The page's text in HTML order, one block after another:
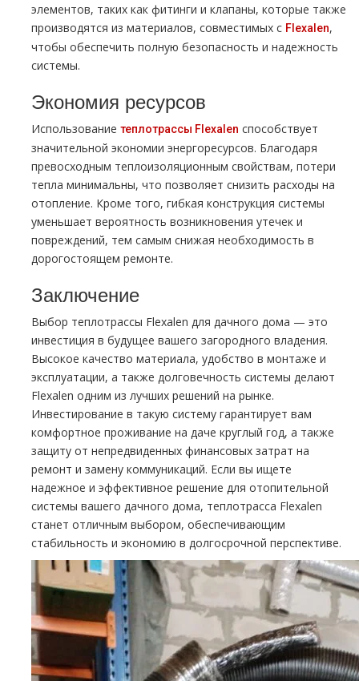
элементов, таких как фитинги и клапаны, которые также
производятся из материалов, совместимых с Flexalen,
чтобы обеспечить полную безопасность и надежность
системы.
Экономия ресурсов
Использование теплотрассы Flexalen способствует
значительной экономии энергоресурсов. Благодаря
превосходным теплоизоляционным свойствам, потери
тепла минимальны, что позволяет снизить расходы на
отопление. Кроме того, гибкая конструкция системы
уменьшает вероятность возникновения утечек и
повреждений, тем самым снижая необходимость в
дорогостоящем ремонте.
Заключение
Выбор теплотрассы Flexalen для дачного дома — это
инвестиция в будущее вашего загородного владения.
Высокое качество материала, удобство в монтаже и
эксплуатации, а также долговечность системы делают
Flexalen одним из лучших решений на рынке.
Инвестирование в такую систему гарантирует вам
комфортное проживание на даче круглый год, а также
защиту от непредвиденных финансовых затрат на
ремонт и замену коммуникаций. Если вы ищете
надежное и эффективное решение для отопительной
системы вашего дачного дома, теплотрасса Flexalen
станет отличным выбором, обеспечивающим
стабильность и экономию в долгосрочной перспективе.